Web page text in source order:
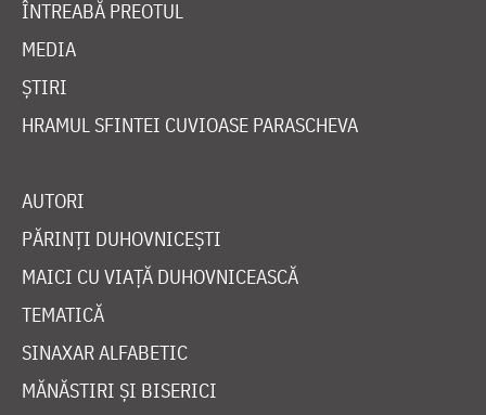
ÎNTREABĂ PREOTUL
MEDIA
ȘTIRI
HRAMUL SFINTEI CUVIOASE PARASCHEVA
AUTORI
PĂRINȚI DUHOVNICEȘTI
MAICI CU VIAȚĂ DUHOVNICEASCĂ
TEMATICĂ
SINAXAR ALFABETIC
MĂNĂSTIRI ȘI BISERICI